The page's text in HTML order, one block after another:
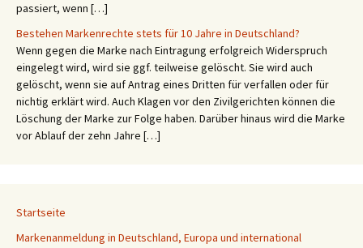
passiert, wenn […]
Bestehen Markenrechte stets für 10 Jahre in Deutschland?
Wenn gegen die Marke nach Eintragung erfolgreich Widerspruch
eingelegt wird, wird sie ggf. teilweise gelöscht. Sie wird auch
gelöscht, wenn sie auf Antrag eines Dritten für verfallen oder für
nichtig erklärt wird. Auch Klagen vor den Zivilgerichten können die
Löschung der Marke zur Folge haben. Darüber hinaus wird die Marke
vor Ablauf der zehn Jahre […]
Startseite
Markenanmeldung in Deutschland, Europa und international